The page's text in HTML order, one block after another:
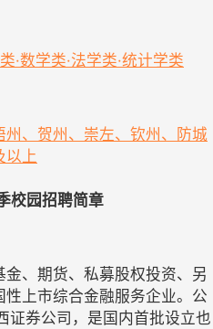
·数学类·法学类·统计学类
、贺州、崇左、钦州、防城
以上
校园招聘简章
、期货、私募股权投资、另
上市综合金融服务企业。公
证券公司，是国内首批设立也